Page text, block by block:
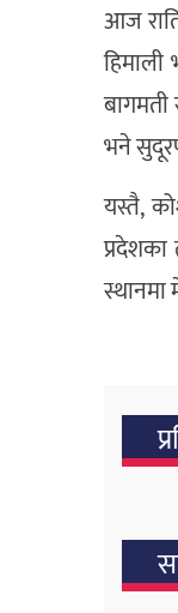
आज
भने
यस्तै,